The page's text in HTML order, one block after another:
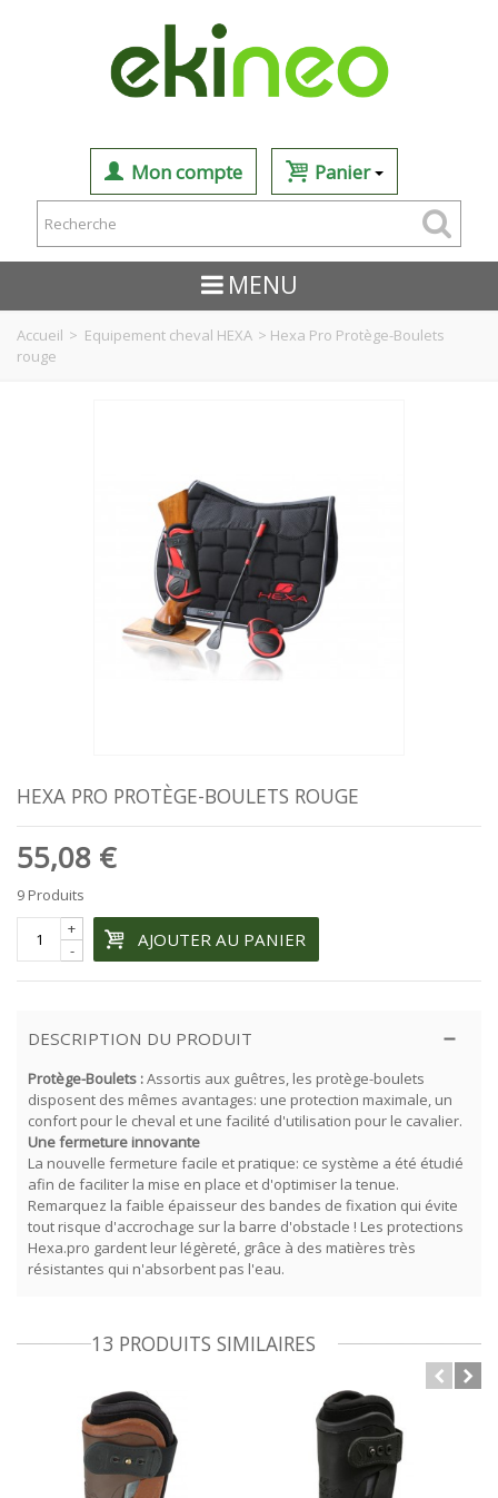
Mon compte Panier
MENU
Accueil > Equipement cheval HEXA > Hexa Pro Protège-Boulets
rouge
HEXA PRO PROTÈGE-BOULETS ROUGE
55,08 €
9 Produits
-
+ AJOUTER AU PANIER
DESCRIPTION DU PRODUIT
Protège-Boulets :Assortis aux guêtres, les protège-boulets
disposent des mêmes avantages: une protection maximale, un
confort pour le cheval et une facilité d'utilisation pour le cavalier.
Une fermeture innovante
La nouvelle fermeture facile et pratique: ce système a été étudié
afin de faciliter la mise en place et d'optimiser la tenue.
Remarquez la faible épaisseur des bandes de fixation qui évite
tout risque d'accrochage sur la barre d'obstacle ! Les protections
Hexa.pro gardent leur légèreté, grâce à des matières très
résistantes qui n'absorbent pas l'eau.
13 PRODUITS SIMILAIRES